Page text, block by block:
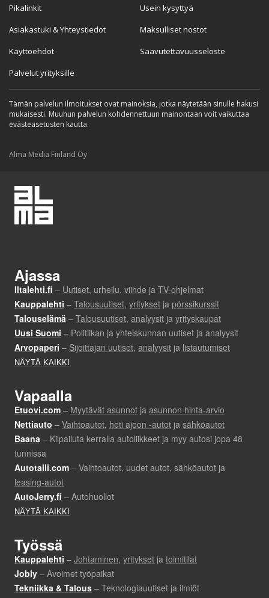
Pikalinkit
Asiakastuki & Yhteystiedot
Käyttöehdot
Palvelut yrityksille
Usein kysyttyä
Maksulliset nostot
Saavutettavuusseloste
Tämän palvelun ilmoitukset ovat mainoksia, jotka näytetään sinulle hakusi
mukaisesti. Muuhun palvelun kohdennettuun mainontaan voit vaikuttaa
evästeasetusten kautta.
Alma Media Finland Oy